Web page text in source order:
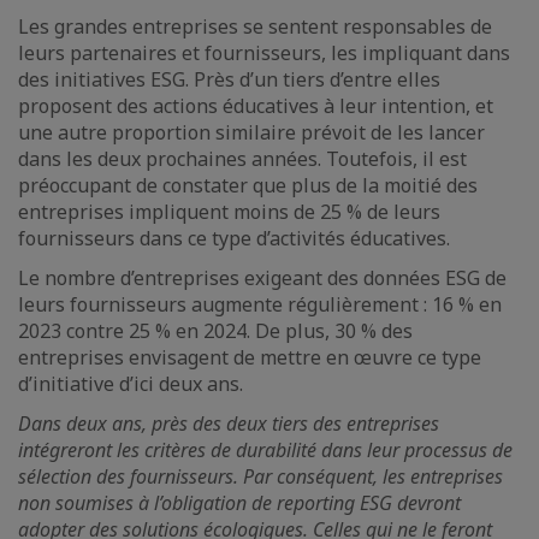
Les grandes entreprises se sentent responsables de
leurs partenaires et fournisseurs, les impliquant dans
des initiatives ESG. Près d’un tiers d’entre elles
proposent des actions éducatives à leur intention, et
une autre proportion similaire prévoit de les lancer
dans les deux prochaines années. Toutefois, il est
préoccupant de constater que plus de la moitié des
entreprises impliquent moins de 25 % de leurs
fournisseurs dans ce type d’activités éducatives.
Le nombre d’entreprises exigeant des données ESG de
leurs fournisseurs augmente régulièrement : 16 % en
2023 contre 25 % en 2024. De plus, 30 % des
entreprises envisagent de mettre en œuvre ce type
d’initiative d’ici deux ans.
Dans deux ans, près des deux tiers des entreprises
intégreront les critères de durabilité dans leur processus de
sélection des fournisseurs. Par conséquent, les entreprises
non soumises à l’obligation de reporting ESG devront
adopter des solutions écologiques. Celles qui ne le feront